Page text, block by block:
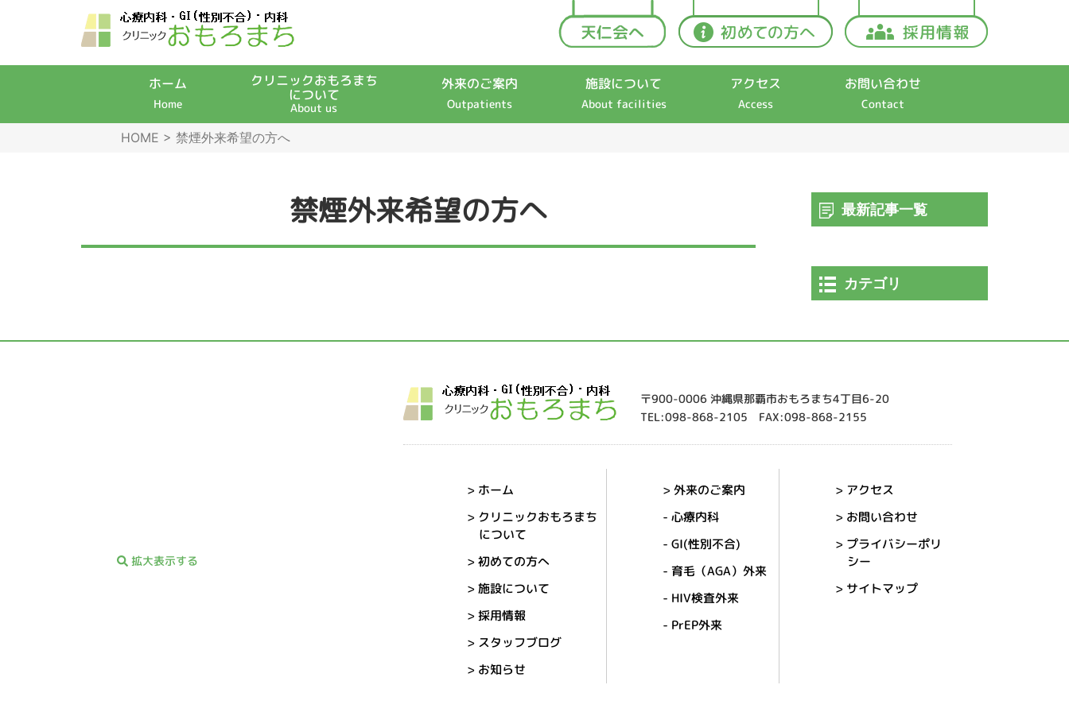
ホーム
Home
クリニックおもろまち
について
About us
外来のご案内
Outpatients
施設について
About facilities
アクセス
Access
お問い合わせ
Contact
HOME > 禁煙外来希望の方へ
禁煙外来希望の方へ 最新記事一覧
カテゴリ
拡大表示する
〒900-0006 沖縄県那覇市おもろまち4丁目6-20
TEL:098-868-2105 FAX:098-868-2155
> ホーム
> クリニックおもろまち
について
> 初めての方へ
> 施設について
> 採用情報
> スタッフブログ
> お知らせ
> 外来のご案内
- 心療内科
- GI(性別不合)
- 育毛（AGA）外来
- HIV検査外来
- PrEP外来
> アクセス
> お問い合わせ
> プライバシーポリ
シー
> サイトマップ